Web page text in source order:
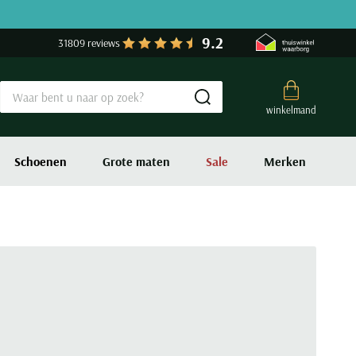
31809 reviews 9.2
winkelmand
Submit search
Schoenen Grote maten Sale Merken